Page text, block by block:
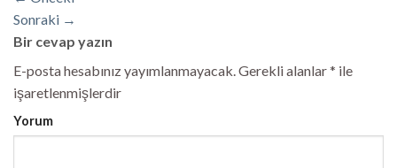
Sonraki →
Bir cevap yazın
E-posta hesabınız yayımlanmayacak. Gerekli alanlar* ile
işaretlenmişlerdir
Yorum